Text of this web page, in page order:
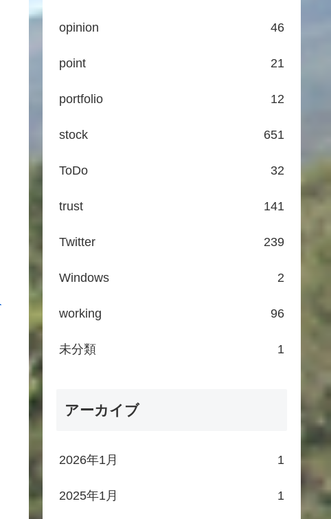
opinion 46
point 21
portfolio 12
stock 651
ToDo 32
trust 141
Twitter 239
Windows 2
working 96
未分類 1
アーカイブ
2026年1月 1
2025年1月 1